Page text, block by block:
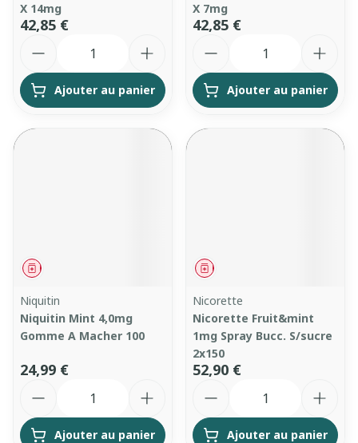
X 14mg
42,85 €
Ajouter au panier
X 7mg
42,85 €
Ajouter au panier
Médicament
Niquitin
Niquitin Mint 4,0mg
Gomme A Macher 100
24,99 €
Ajouter au panier
Médicament
Nicorette
Nicorette Fruit&mint
1mg Spray Bucc. S/sucre
2x150
52,90 €
Ajouter au panier